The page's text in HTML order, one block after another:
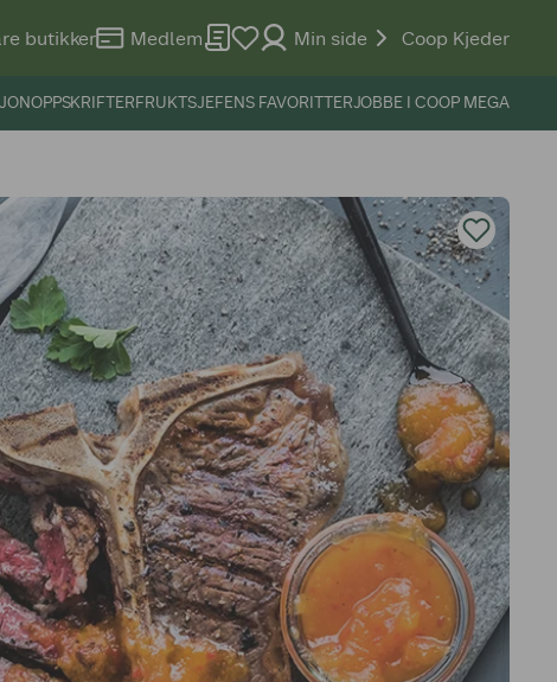
butikker Medlem Min side Coop Kjeder
OPPSKRIFTERFRUKTSJEFENS FAVORITTERJOBBE I COOP MEGA